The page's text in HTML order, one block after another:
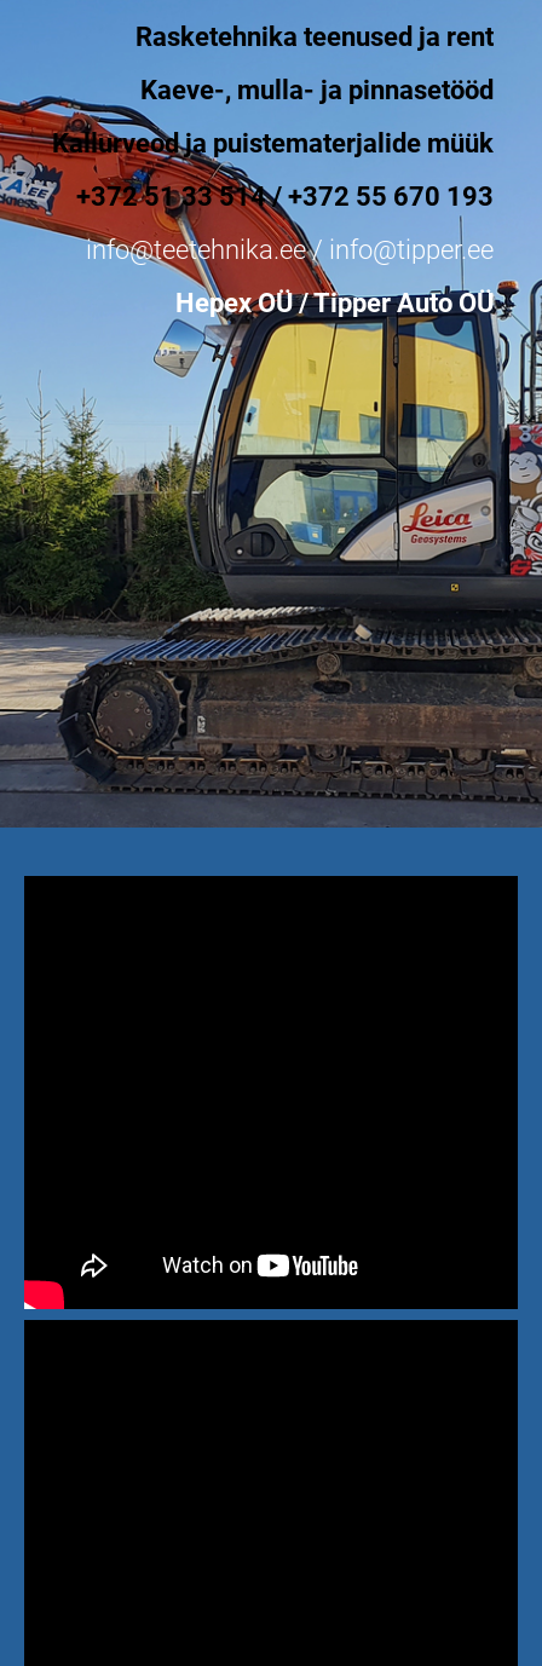
Rasketehnika teenused ja rent
Kaeve-, mulla- ja pinnasetööd
Kallurveod ja puistematerjalide müük
+372 51 33 514 / +372 55 670 193
info@teetehnika.ee/ info@tipper.ee
Hepex OÜ / Tipper Auto OÜ